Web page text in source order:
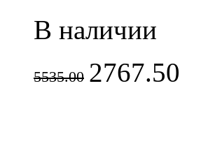
В наличии
5535.00 2767.50